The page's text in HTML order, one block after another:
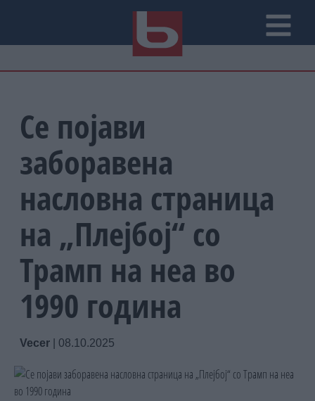
Се појави
заборавена
насловна страница
на „Плејбој“ со
Трамп на неа во
1990 година
Vecer 08.10.2025